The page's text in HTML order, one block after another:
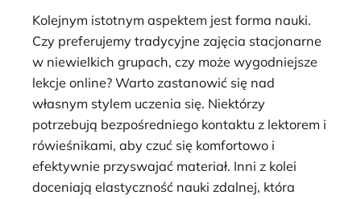
Kolejnym istotnym aspektem jest forma nauki.
Czy preferujemy tradycyjne zajęcia stacjonarne
w niewielkich grupach, czy może wygodniejsze
lekcje online? Warto zastanowić się nad
własnym stylem uczenia się. Niektórzy
potrzebują bezpośredniego kontaktu z lektorem i
rówieśnikami, aby czuć się komfortowo i
efektywnie przyswajać materiał. Inni z kolei
doceniają elastyczność nauki zdalnej, która